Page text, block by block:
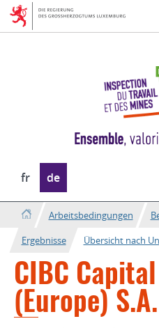
Zur
Navigation
Zum
Inhalt
Sprache
wechseln
fr de
Arbeitsbedingungen
Ergebnisse
Übersicht nach
CIBC
(Europe) S.A.